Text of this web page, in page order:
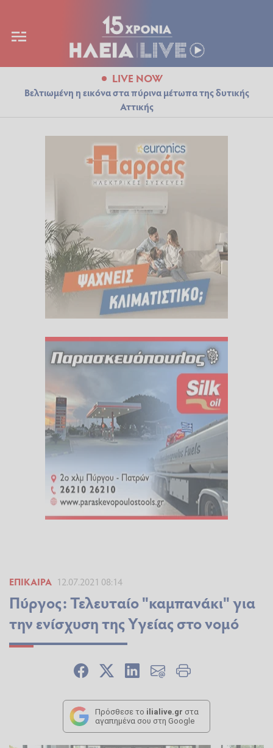
LIVE NOW
Βελτιωμένη η εικόνα στα πύρινα μέτωπα της δυτικής
Αττικής
ΕΠΊΚΑΙΡΑ 12.07.2021 08:14
Πύργος: Τελευταίο "καμπανάκι" για
την ενίσχυση της Υγείας στο νομό
Πρόσθεσε το ilialive.gr στα
αγαπημένα σου στη Google